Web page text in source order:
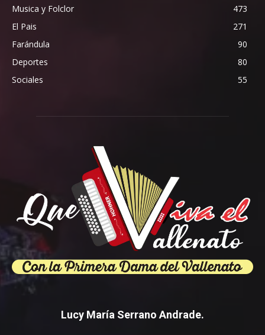
Musica y Folclor
473
El Pais
271
Farándula
90
Deportes
80
Sociales
55
Lucy María Serrano Andrade.